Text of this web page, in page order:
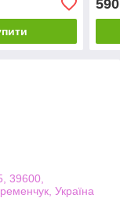
590
39600,
Україна